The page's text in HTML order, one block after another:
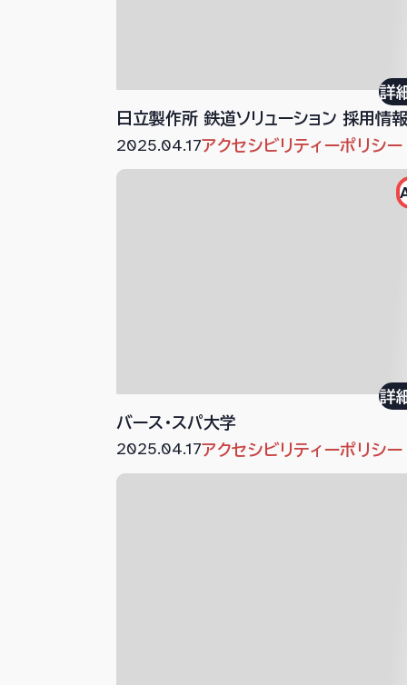
日立製作所 鉄道ソリューション 採用情報
詳
2025.04.17アクセシビリティーポリシー
バース・スパ大学
詳
2025.04.17アクセシビリティーポリシー